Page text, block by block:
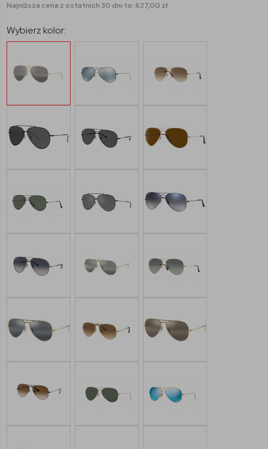
Najniższa cena z ostatnich 30 dni to: 627,00 zł
Wybierz kolor: